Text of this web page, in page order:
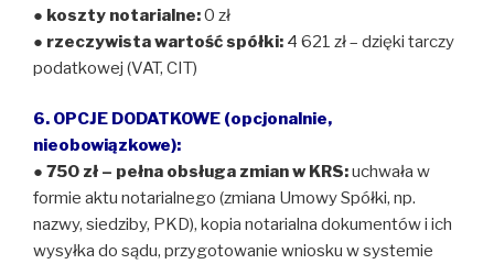
● koszty notarialne:0 zł
● rzeczywista wartość spółki: 4 621 zł – dzięki tarczy
podatkowej (VAT, CIT)
6. OPCJE DODATKOWE (opcjonalnie,
nieobowiązkowe):
● 750 zł – pełna obsługa zmian w KRS:uchwała w
formie aktu notarialnego (zmiana Umowy Spółki, np.
nazwy, siedziby, PKD), kopia notarialna dokumentów i ich
wysyłka do sądu, przygotowanie wniosku w systemie